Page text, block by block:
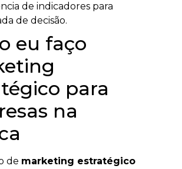
de indicadores para
de decisão.
eu faço
para
na
de marketing estratégico